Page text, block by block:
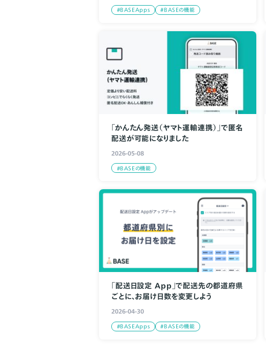
#BASEApps #BASEの機能
「かんたん発送（ヤマト運輸連携）」で匿名
配送が可能になりました
2026-05-08
#BASEの機能
「配送日設定 App」で配送先の都道府県
ごとに、お届け日数を変更しよう
2026-04-30
#BASEApps #BASEの機能